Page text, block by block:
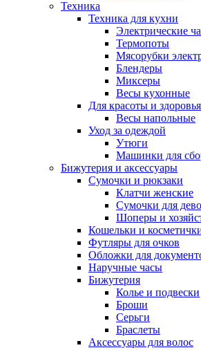
Техника
Техника для кухни
Электрические
Термопоты
Мясорубки
Блендеры
Миксеры
Весы кухонные
Для красоты и здоровья
Весы напольные
Уход за одеждой
Утюги
Машинки для
Бижутерия и аксессуары
Сумочки и рюкзаки
Клатчи женские
Сумочки для
Шоперы и
Кошельки и
Футляры для очков
Обложки для
Наручные часы
Бижутерия
Колье и подвески
Броши
Серьги
Браслеты
Аксессуары для волос